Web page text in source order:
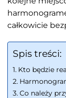
całkowicie
Spis treści:
Kto będzie
Co należy